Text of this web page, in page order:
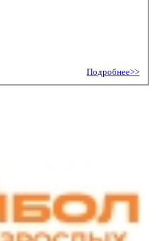
Подробнее>>